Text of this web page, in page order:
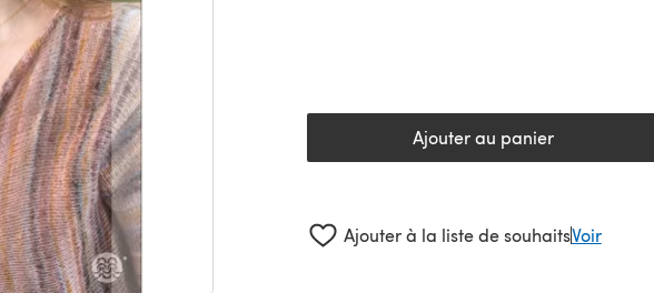
Ajouter au panier
Ajouter à la liste de souhaitsVoir